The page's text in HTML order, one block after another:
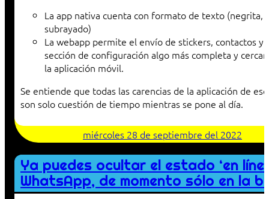
La app nativa cuenta con formato de texto (negrita,
subrayado)
La webapp permite el envío de stickers, contactos y
sección de configuración algo más completa y
la aplicación móvil.
Se entiende que todas las carencias de la aplicación de
son solo cuestión de tiempo mientras se pone al día.
miércoles 28 de septiembre del 2022
Ya puedes ocultar el estado ‘en
WhatsApp, de momento sólo en la